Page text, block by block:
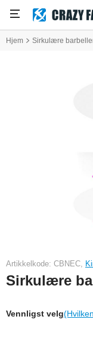
Hjem Sirkulære
Artikkelkode: CBNEC,
Sirkulære
Vennligst velg